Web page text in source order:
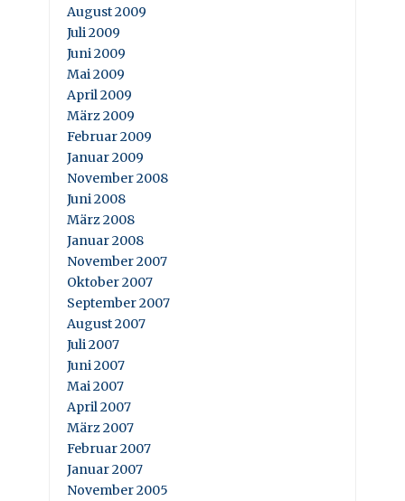
August 2009
Juli 2009
Juni 2009
Mai 2009
April 2009
März 2009
Februar 2009
Januar 2009
November 2008
Juni 2008
März 2008
Januar 2008
November 2007
Oktober 2007
September 2007
August 2007
Juli 2007
Juni 2007
Mai 2007
April 2007
März 2007
Februar 2007
Januar 2007
November 2005